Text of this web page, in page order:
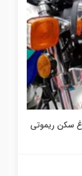
سکن ریموتی